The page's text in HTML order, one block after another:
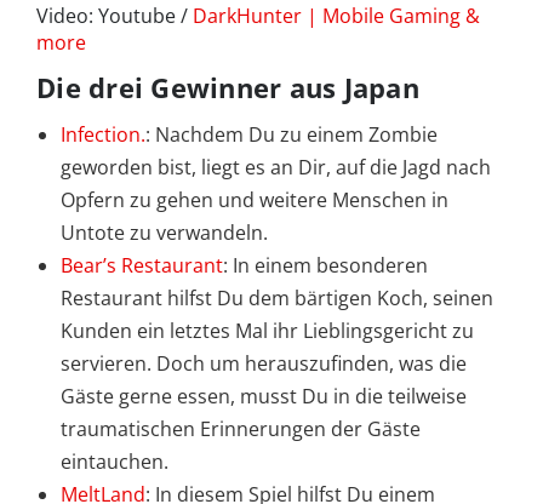
Video: Youtube / DarkHunter | Mobile Gaming &
more
Die drei Gewinner aus Japan
Infection.: Nachdem Du zu einem Zombie
geworden bist, liegt es an Dir, auf die Jagd nach
Opfern zu gehen und weitere Menschen in
Untote zu verwandeln.
Bear’s Restaurant: In einem besonderen
Restaurant hilfst Du dem bärtigen Koch, seinen
Kunden ein letztes Mal ihr Lieblingsgericht zu
servieren. Doch um herauszufinden, was die
Gäste gerne essen, musst Du in die teilweise
traumatischen Erinnerungen der Gäste
eintauchen.
MeltLand: In diesem Spiel hilfst Du einem